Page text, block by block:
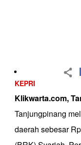
KEPRI
Klikwarta.com,
Tanjungpinang
daerah sebesar